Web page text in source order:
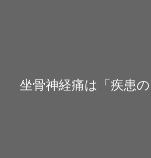
坐骨神経痛は「疾患の